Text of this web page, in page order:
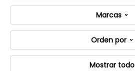
Marcas
Orden por
Mostrar todo